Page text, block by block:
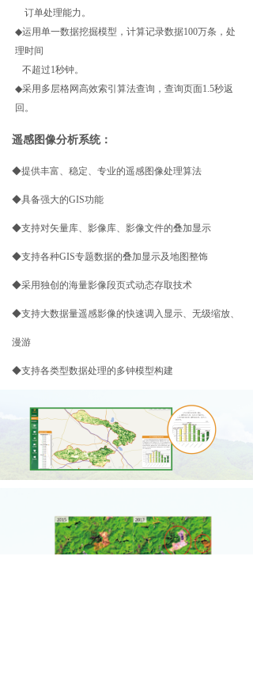
订单处理能力。
◆运用单一数据挖掘模型，计算记录数据100万条，处
理时间
不超过1秒钟。
◆采用多层格网高效索引算法查询，查询页面1.5秒返
回。
遥感图像分析系统：
◆提供丰富、稳定、专业的遥感图像处理算法
◆具备强大的GIS功能
◆支持对矢量库、影像库、影像文件的叠加显示
◆支持各种GIS专题数据的叠加显示及地图整饰
◆采用独创的海量影像段页式动态存取技术
◆支持大数据量遥感影像的快速调入显示、无级缩放、
漫游
◆支持各类型数据处理的多钟模型构建